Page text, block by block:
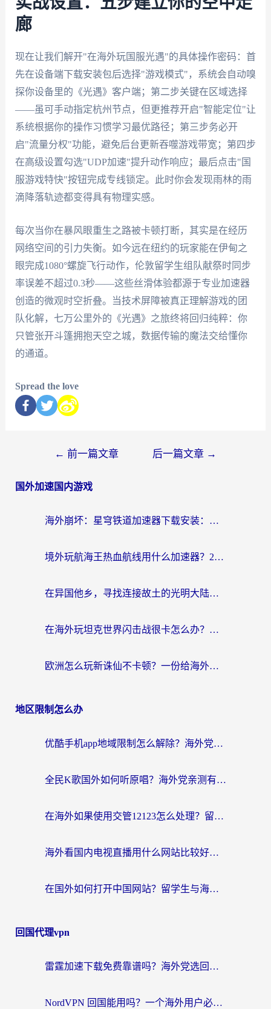
廊
现在让我们解开"在海外玩国服光遇"的具体操作密码：首
先在设备端下载安装包后选择"游戏模式"，系统会自动嗅
探你设备里的《光遇》客户端；第二步关键在区域选择
——虽可手动指定杭州节点，但更推荐开启"智能定位"让
系统根据你的操作习惯学习最优路径；第三步务必开
启"流量分权"功能，避免后台更新吞噬游戏带宽；第四步
在高级设置勾选"UDP加速"提升动作响应；最后点击"国
服游戏特快"按钮完成专线锁定。此时你会发现雨林的雨
滴降落轨迹都变得具有物理实感。
每次当你在暴风眼重生之路被卡顿打断，其实是在经历
网络空间的引力失衡。如今远在纽约的玩家能在伊甸之
眼完成1080°螺旋飞行动作，伦敦留学生组队献祭时同步
率误差不超过0.3秒——这些丝滑体验都源于专业加速器
创造的微观时空折叠。当技术屏障被真正理解游戏的团
队化解，七万公里外的《光遇》之旅终将回归纯粹：你
只管张开斗篷拥抱天空之城，数据传输的魔法交给懂你
的通道。
Spread the love
← 前一篇文章 后一篇文章 →
国外加速国内游戏
海外崩坏：星穹铁道加速器下载安装：一份给游子的终极网络指南
境外玩航海王热血航线用什么加速器？2026海外玩家实测最优方案（附欧洲问道堡垒前线加速技巧）
在异国他乡，寻找连接故土的光明大陆免费加速器
在海外玩坦克世界闪击战很卡怎么办？老玩家亲测有效的加速器选择指南
欧洲怎么玩新诛仙不卡顿？一份给海外游子的国服游戏畅玩指南
地区限制怎么办
优酷手机app地域限制怎么解除？海外党亲测有效的追剧方案
全民K歌国外如何听原唱？海外党亲测有效的回国加速器选择指南
在海外如果使用交管12123怎么处理？留学生亲测有效的回国加速方案
海外看国内电视直播用什么网站比较好？一篇解决你所有追剧难题的实用指南
在国外如何打开中国网站？留学生与海外华人的无缝访问指南
回国代理vpn
雷霆加速下载免费靠谱吗？海外党选回国加速器的避坑指南（附热门工具对比）
NordVPN 回国能用吗？一个海外用户必须面对的真实困境